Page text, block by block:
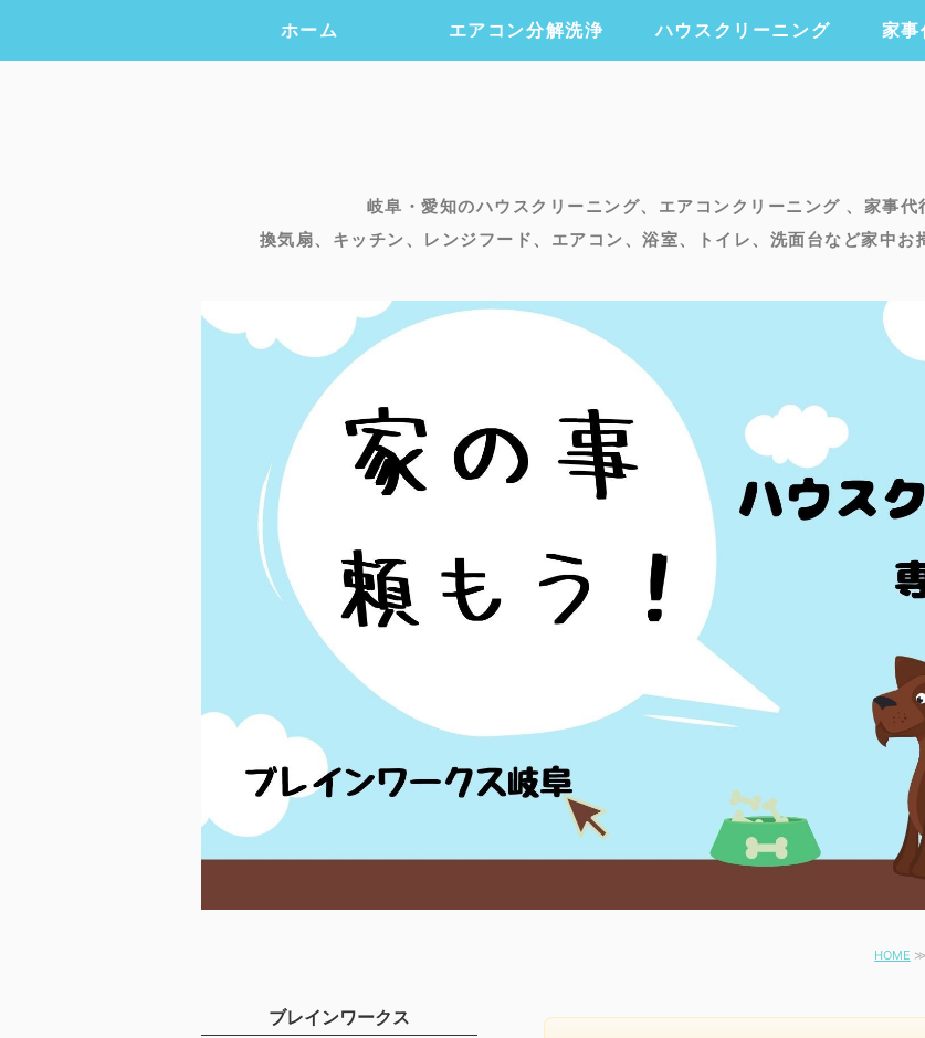
エアコンク
岐阜・愛知のハウスクリーニング、エアコンクリーニング 、家事代
換気扇、キッチン、レンジフード、エアコン、浴室、トイレ、洗面台など家中お
ホーム エアコン分解洗浄 ハウスクリーニング 家事
HOME ≫
ブレインワークス